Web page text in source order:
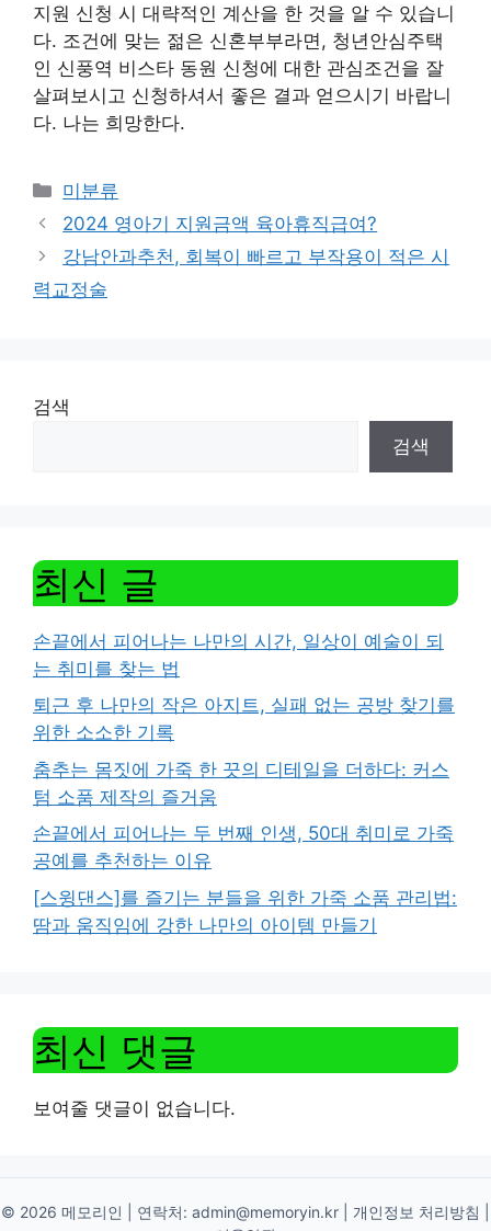
지원 신청 시 대략적인 계산을 한 것을 알 수 있습니
다. 조건에 맞는 젊은 신혼부부라면, 청년안심주택
인 신풍역 비스타 동원 신청에 대한 관심조건을 잘
살펴보시고 신청하셔서 좋은 결과 얻으시기 바랍니
다. 나는 희망한다.
Categories
미분류
2024 영아기 지원금액 육아휴직급여?
강남안과추천, 회복이 빠르고 부작용이 적은 시
력교정술
검색
검색
최신 글
손끝에서 피어나는 나만의 시간, 일상이 예술이 되
는 취미를 찾는 법
퇴근 후 나만의 작은 아지트, 실패 없는 공방 찾기를
위한 소소한 기록
춤추는 몸짓에 가죽 한 끗의 디테일을 더하다: 커스
텀 소품 제작의 즐거움
손끝에서 피어나는 두 번째 인생, 50대 취미로 가죽
공예를 추천하는 이유
[스윙댄스]를 즐기는 분들을 위한 가죽 소품 관리법:
땀과 움직임에 강한 나만의 아이템 만들기
최신 댓글
보여줄 댓글이 없습니다.
© 2026 메모리인 | 연락처: admin@memoryin.kr 개인정보 처리방침